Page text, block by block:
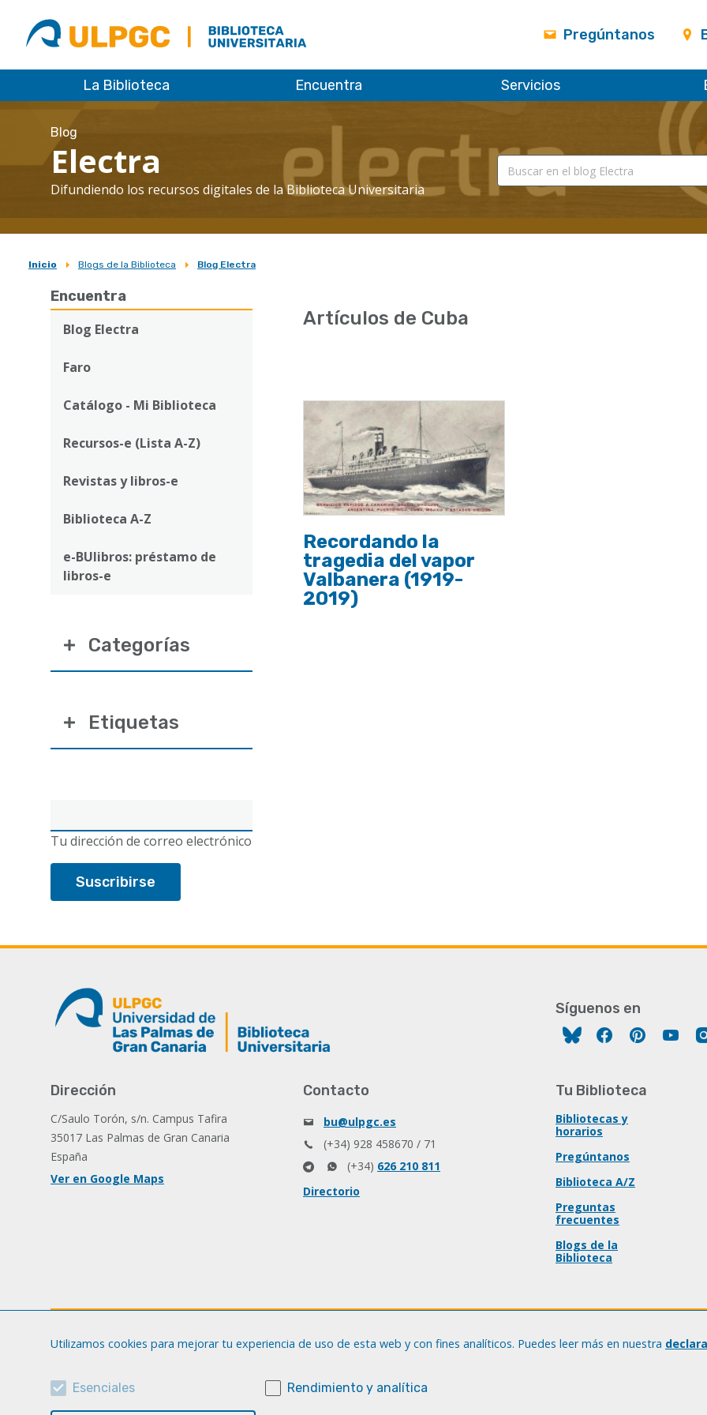
ULPGC
Biblioteca
ULPGC
Pregúntanos
La Biblioteca Encuentra Servicios
Blog
Electra
Difundiendo los recursos digitales de la Biblioteca Universitaria
Sobrescribir
enlaces
ayuda
navegación
Inicio Blogs de la Biblioteca Blog Electra
Encuentra
Blog Electra
Faro
Catálogo - Mi Biblioteca
Recursos-e (Lista A-Z)
Revistas y libros-e
Biblioteca A-Z
e-BUlibros: préstamo de
libros-e
electrónico
Tu dirección de correo electrónico
Categorías
Etiquetas
Artículos de Cuba
Recordando la
tragedia del vapor
Valbanera (1919-
2019)
Síguenos en
FacebookPinterest
Dirección
C/Saulo Torón, s/n. Campus Tafira
35017 Las Palmas de Gran Canaria
España
Ver en Google Maps
Contacto
bu@ulpgc.es
(+34) 928 458670 / 71
(+34) 626 210 811
Directorio
Tu Biblioteca
Bibliotecas y
horarios
Pregúntanos
Biblioteca A/Z
Preguntas
frecuentes
Blogs de la
Biblioteca
Utilizamos cookies para mejorar tu experiencia de uso de esta web y con fines analíticos. Puedes leer más en nuestra
Esenciales Rendimiento y analítica